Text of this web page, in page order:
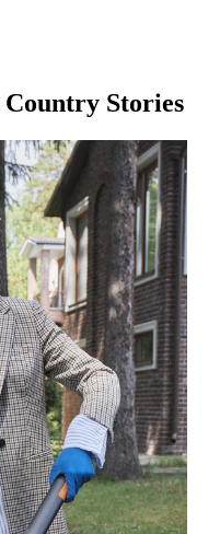
Country Stories